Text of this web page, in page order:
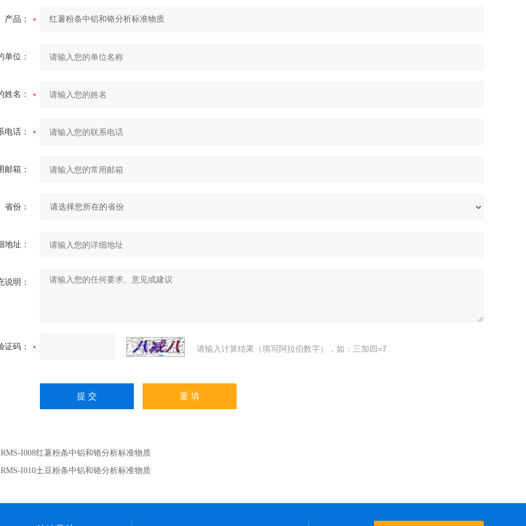
产品：
单位：
姓名：
电话：
邮箱：
省份：
地址：
说明：
证码： 请输入计算结果（填写阿拉伯数字），如：三加四=7
RMS-I008红薯粉条中铝和铬分析标准物质
RMS-I010土豆粉条中铝和铬分析标准物质